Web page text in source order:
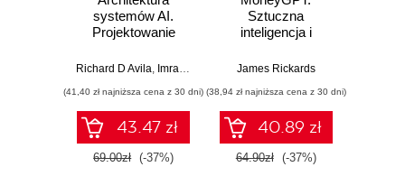
systemów AI.
Projektowanie
niezawodnego
Richard D Avila Imran Ahmad
(41,40 zł najniższa cena z 30 dni)
43.47 zł
69.00zł (-37%)
Sztuczna
inteligencja i
globalnej ekonomii
James Rickards
(38,94 zł najniższa cena z 30 dni)
40.89 zł
64.90zł (-37%)